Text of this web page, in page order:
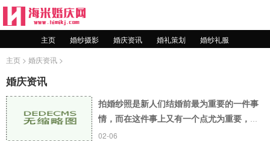
主页 婚纱摄影 婚庆资讯 婚礼策划
婚纱礼服
主页 > 婚庆资讯 >
婚庆资讯
拍婚纱照是新人们结婚前最为重要的一件事
情，而在这件事上又有一个点尤为重要，那
就是选着婚纱照服装。好的婚纱照服装可以
02-06